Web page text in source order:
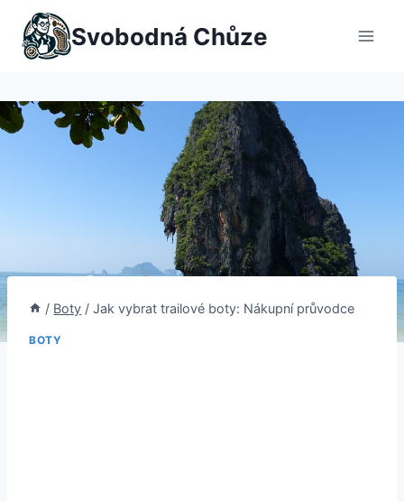
Přeskočit
obsah
Svobodná Chůze
/ Boty / Jak vybrat trailové boty: Nákupní průvodce
BOTY